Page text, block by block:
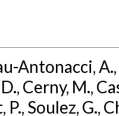
Antonacci,
Cerny, M.,
Soulez, G.,